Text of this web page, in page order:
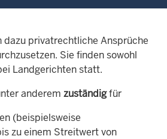
dazu privatrechtliche Ansprüche
Sie finden sowohl
Landgerichten statt.
anderem zuständigfür
(beispielsweise
zu einem Streitwert von